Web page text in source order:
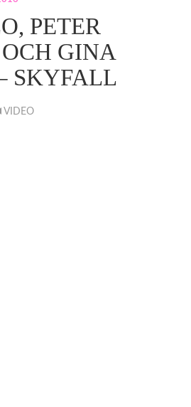
PETER
GINA
SKYFALL
VIDEO